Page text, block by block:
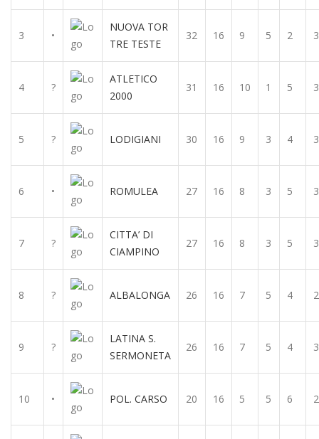
3 •
NUOVA TOR
TRE TESTE
32 16 9 5 2
4 ?
ATLETICO
2000
31 16 10 1 5
5 ? LODIGIANI 30 16 9 3 4
6 • ROMULEA 27 16 8 3 5
7 ?
CITTA’ DI
CIAMPINO
27 16 8 3 5
8 ? ALBALONGA 26 16 7 5 4
9 ?
LATINA S.
SERMONETA
26 16 7 5 4
10 • POL. CARSO 20 16 5 5 6